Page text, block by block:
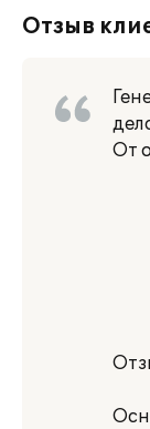
Отзыв
От